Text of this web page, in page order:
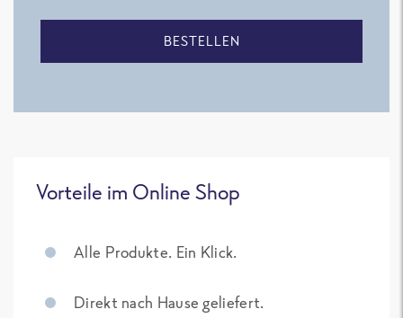
BESTELLEN
Vorteile im Online Shop
Alle Produkte. Ein Klick.
Direkt nach Hause geliefert.